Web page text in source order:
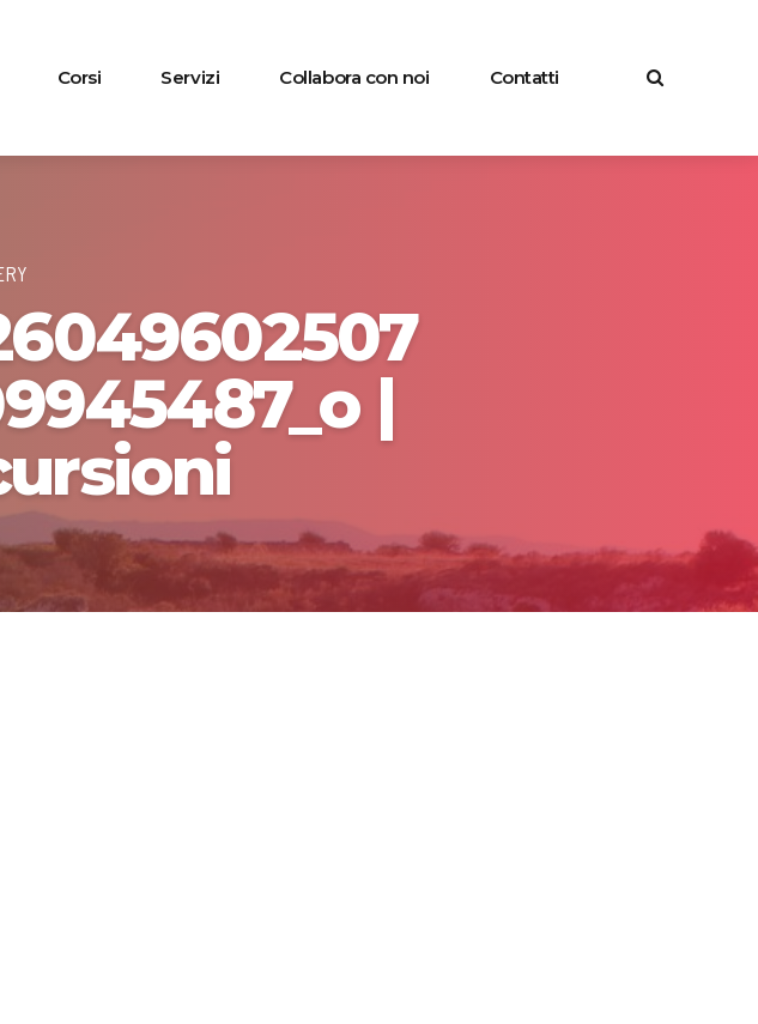
Corsi Servizi Collabora con noi Contatti
|